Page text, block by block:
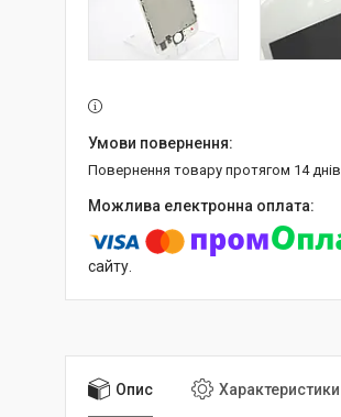
повернення товару протягом 14 днів
сайту.
Опис Характеристики